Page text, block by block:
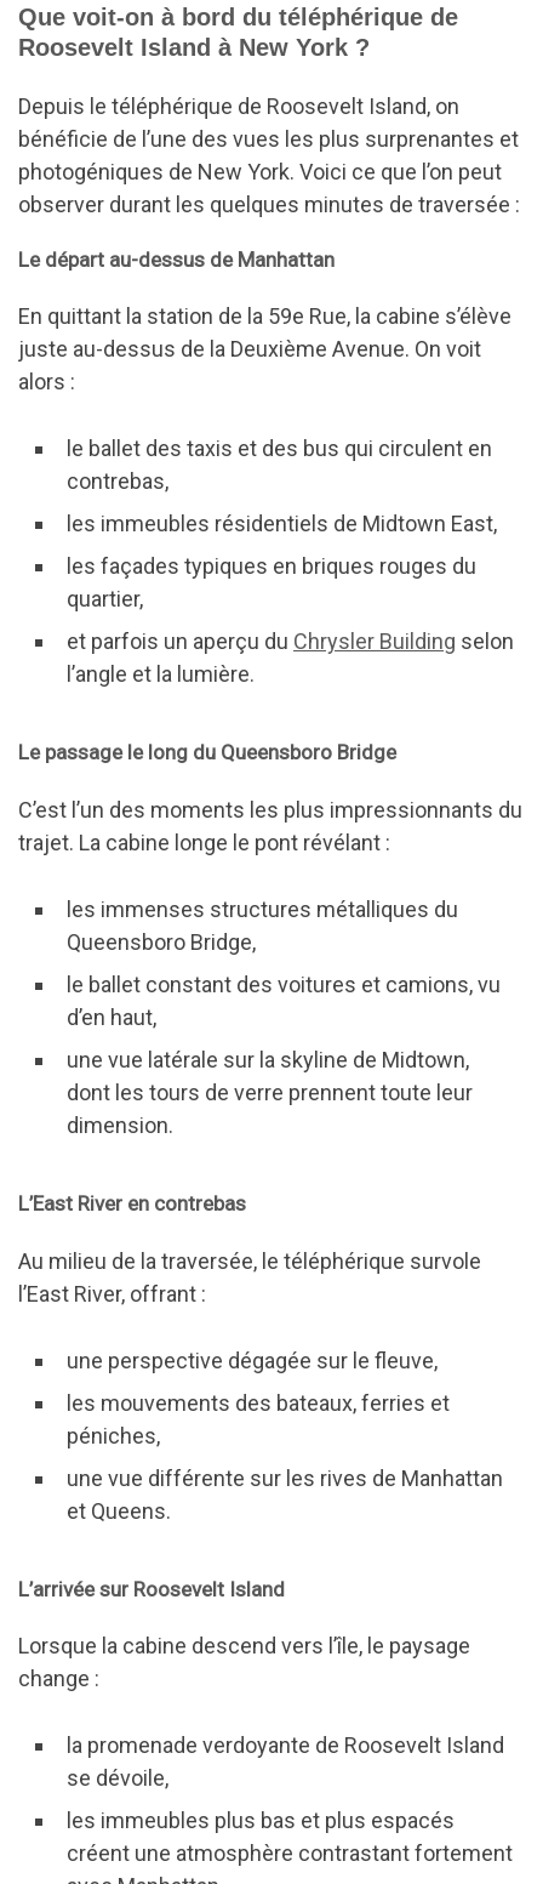
Que voit-on à bord du téléphérique de
Roosevelt Island à New York ?
Depuis le téléphérique de Roosevelt Island, on
bénéficie de l’une des vues les plus surprenantes et
photogéniques de New York. Voici ce que l’on peut
observer durant les quelques minutes de traversée :
Le départ au-dessus de Manhattan
En quittant la station de la 59e Rue, la cabine s’élève
juste au-dessus de la Deuxième Avenue. On voit
alors :
le ballet des taxis et des bus qui circulent en
contrebas,
les immeubles résidentiels de Midtown East,
les façades typiques en briques rouges du
quartier,
et parfois un aperçu du Chrysler Building selon
l’angle et la lumière.
Le passage le long du Queensboro Bridge
C’est l’un des moments les plus impressionnants du
trajet. La cabine longe le pont révélant :
les immenses structures métalliques du
Queensboro Bridge,
le ballet constant des voitures et camions, vu
d’en haut,
une vue latérale sur la skyline de Midtown,
dont les tours de verre prennent toute leur
dimension.
L’East River en contrebas
Au milieu de la traversée, le téléphérique survole
l’East River, offrant :
une perspective dégagée sur le fleuve,
les mouvements des bateaux, ferries et
péniches,
une vue différente sur les rives de Manhattan
et Queens.
L’arrivée sur Roosevelt Island
Lorsque la cabine descend vers l’île, le paysage
change :
la promenade verdoyante de Roosevelt Island
se dévoile,
les immeubles plus bas et plus espacés
créent une atmosphère contrastant fortement